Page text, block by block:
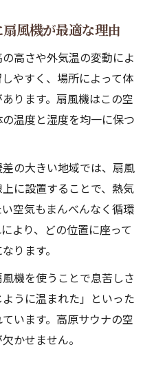
風機が最適な理由
高さや外気温の変動によ
やすく、場所によって体
ります。扇風機はこの空
温度と湿度を均一に保つ
の大きい地域では、扇風
に設置することで、熱気
空気もまんべんなく循環
より、どの位置に座って
ります。
機を使うことで息苦しさ
うに温まれた」といった
います。高原サウナの空
かせません。